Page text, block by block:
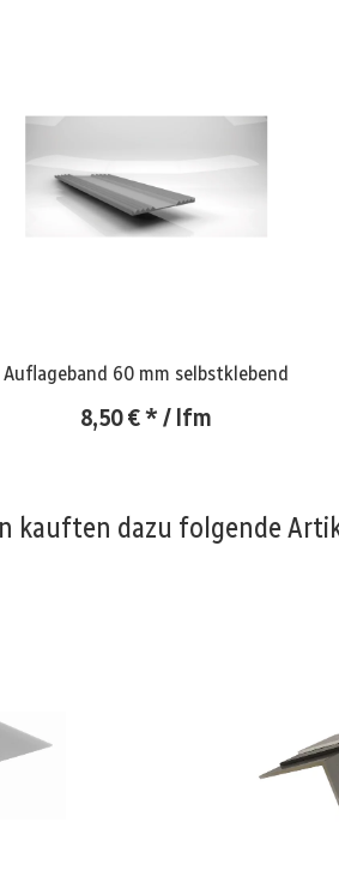
Auflageband 60 mm selbstklebend
8,50 €* / lfm
kauften dazu folgende